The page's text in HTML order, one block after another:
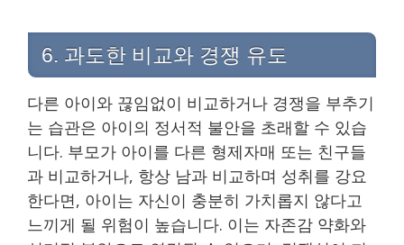
6. 과도한 비교와 경쟁 유도
다른 아이와 끊임없이 비교하거나 경쟁을 부추기
는 습관은 아이의 정서적 불안을 초래할 수 있습
니다. 부모가 아이를 다른 형제자매 또는 친구들
과 비교하거나, 항상 남과 비교하며 성취를 강요
한다면, 아이는 자신이 충분히 가치롭지 않다고
느끼게 될 위험이 높습니다. 이는 자존감 약화와